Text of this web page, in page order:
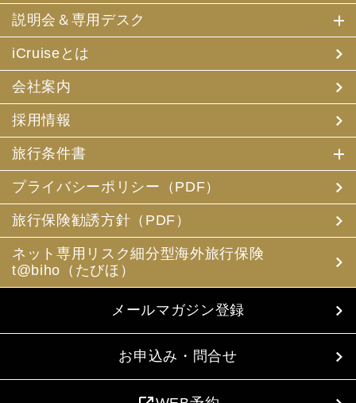
説明会＆専用デスク
iCruiseとは
会社案内
採用情報
旅行条件書
プライバシーポリシー（PDF）
旅行保険勧誘方針（PDF）
ネット専用リスク細分型海外旅行保険
t@biho（たびほ）
メールマガジン登録
お申込み・問合せ